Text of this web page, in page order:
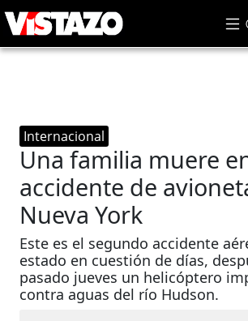
Internacional
Una familia muere
accidente de
Nueva York
Este es el segundo accidente
estado en cuestión de días,
pasado jueves un helicóptero
contra aguas del río Hudson.